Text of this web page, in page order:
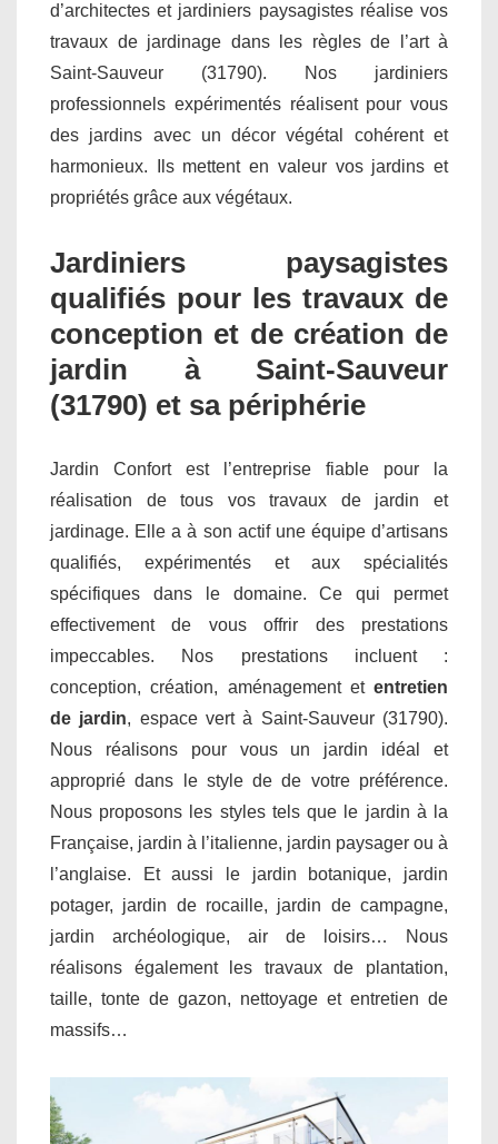
d’architectes et jardiniers paysagistes réalise vos
travaux de jardinage dans les règles de l’art à
Saint-Sauveur (31790). Nos jardiniers
professionnels expérimentés réalisent pour vous
des jardins avec un décor végétal cohérent et
harmonieux. Ils mettent en valeur vos jardins et
propriétés grâce aux végétaux.
Jardiniers paysagistes
qualifiés pour les travaux de
conception et de création de
jardin à Saint-Sauveur
(31790) et sa périphérie
Jardin Confort est l’entreprise fiable pour la
réalisation de tous vos travaux de jardin et
jardinage. Elle a à son actif une équipe d’artisans
qualifiés, expérimentés et aux spécialités
spécifiques dans le domaine. Ce qui permet
effectivement de vous offrir des prestations
impeccables. Nos prestations incluent :
conception, création, aménagement et entretien
de jardin, espace vert à Saint-Sauveur (31790).
Nous réalisons pour vous un jardin idéal et
approprié dans le style de de votre préférence.
Nous proposons les styles tels que le jardin à la
Française, jardin à l’italienne, jardin paysager ou à
l’anglaise. Et aussi le jardin botanique, jardin
potager, jardin de rocaille, jardin de campagne,
jardin archéologique, air de loisirs… Nous
réalisons également les travaux de plantation,
taille, tonte de gazon, nettoyage et entretien de
massifs…